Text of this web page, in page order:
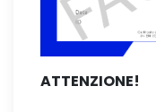
ATTENZIONE!